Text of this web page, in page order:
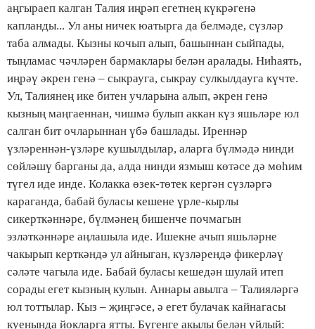
аңгыраеп калган Талия иңрәп егетнең күкрәгенә
капланды... Ул аны ничек юатырга да белмәде, сүзләр
таба алмады. Кызны кочып алып, башыннан сыйпады,
тыңламас чәчләрен бармаклары белән аралады. Ниһаять,
иңрәү әкрен генә – сыкрауга, сыкрау сулкылдауга күчте.
Ул, Талиянең ике битен учларына алып, әкрен генә
кызның маңгаеннан, чишмә булып аккан күз яшьләре юл
салган бит очларыннан үбә башлады. Иреннәр
үзләреннән-үзләре кушылдылар, аларга бүлмәдә нинди
сөйләшү барганы да, алда нинди язмыш көтәсе дә мөһим
түгел иде инде. Колакка өзек-төтек кергән сүзләргә
караганда, бабай буласы кешене үрле-кырлы
сикерткәннәре, бүлмәнең бишенче почмагын
эзләткәннәре аңлашыла иде. Ишекне ачып яшьләрне
чакырып керткәндә ул айныган, күзләрендә фикерләү
сәләте чагыла иде. Бабай буласы кешедән шулай итеп
сорады егет кызның кулын. Аннары авылга – Талияләргә
юл тоттылар. Кыз – җиңгәсе, ә егет булачак кайнагасы
куенында йокларга ятты. Бүгенге акылы белән уйлый: